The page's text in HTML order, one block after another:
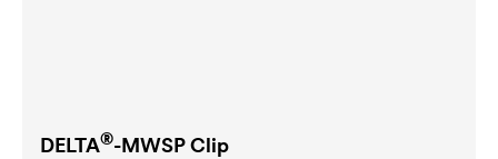
DELTA®-MWSP Clip